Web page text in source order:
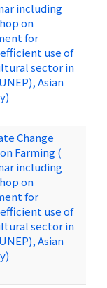
including
on
for
use of
sector in
Asian
Change
Farming (
including
on
for
use of
sector in
Asian